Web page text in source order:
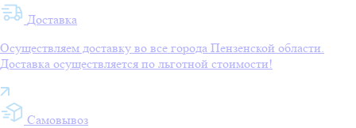
Доставка
Осуществляем доставку во все города Пензенской области.
Доставка осуществляется по льготной стоимости!
Самовывоз